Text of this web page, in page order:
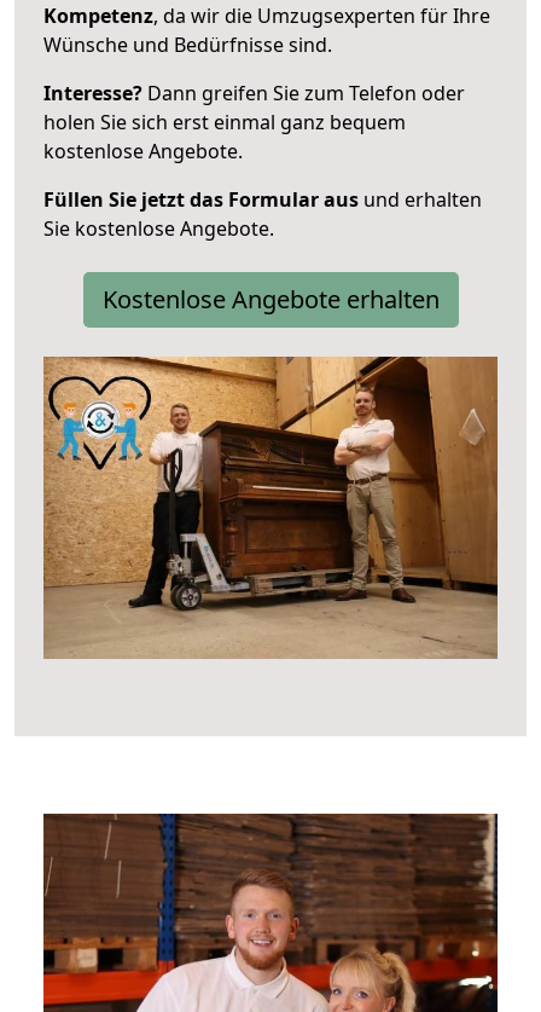
Kompetenz, da wir die Umzugsexperten für Ihre
Wünsche und Bedürfnisse sind.
Interesse? Dann greifen Sie zum Telefon oder
holen Sie sich erst einmal ganz bequem
kostenlose Angebote.
Füllen Sie jetzt das Formular aus und erhalten
Sie kostenlose Angebote.
Kostenlose Angebote erhalten